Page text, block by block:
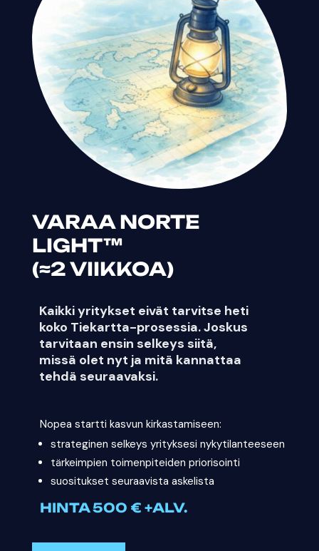
VARAA NORTE
LIGHT™
(≈2 VIIKKOA)
Kaikki yritykset eivät tarvitse heti
koko Tiekartta-prosessia. Joskus
tarvitaan ensin selkeys siitä,
missä olet nyt ja mitä kannattaa
tehdä seuraavaksi.
Nopea startti kasvun kirkastamiseen:
strateginen selkeys yrityksesi nykytilanteeseen
tärkeimpien toimenpiteiden priorisointi
suositukset seuraavista askelista
HINTA 500 € +ALV.